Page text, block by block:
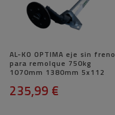
AL-KO OPTIMA eje sin freno
para remolque 750kg
1070mm 1380mm 5x112
235,99 €